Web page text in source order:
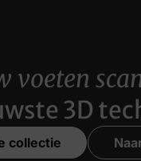
voeten
3D
collectie